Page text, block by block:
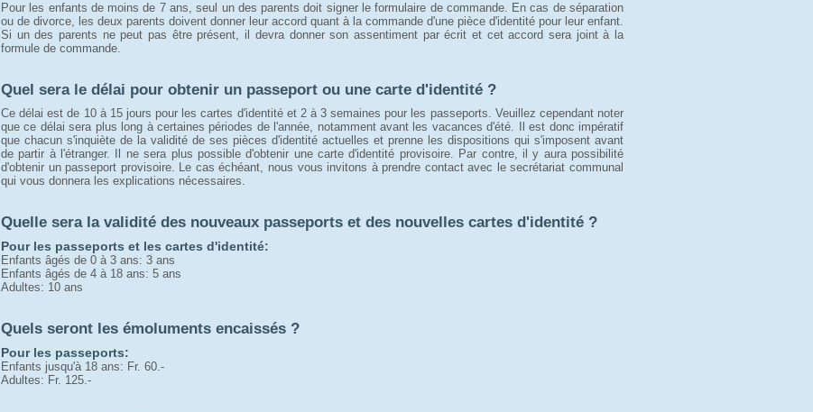
Pour les enfants de moins de 7 ans, seul un des parents doit signer le formulaire de commande. En cas de séparation
ou de divorce, les deux parents doivent donner leur accord quant à la commande d'une pièce d'identité pour leur enfant.
Si un des parents ne peut pas être présent, il devra donner son assentiment par écrit et cet accord sera joint à la
formule de commande.
Quel sera le délai pour obtenir un passeport ou une carte d'identité ?
Ce délai est de 10 à 15 jours pour les cartes d'identité et 2 à 3 semaines pour les passeports. Veuillez cependant noter
que ce délai sera plus long à certaines périodes de l'année, notamment avant les vacances d'été. Il est donc impératif
que chacun s'inquiète de la validité de ses pièces d'identité actuelles et prenne les dispositions qui s'imposent avant
de partir à l'étranger. Il ne sera plus possible d'obtenir une carte d'identité provisoire. Par contre, il y aura possibilité
d'obtenir un passeport provisoire. Le cas échéant, nous vous invitons à prendre contact avec le secrétariat communal
qui vous donnera les explications nécessaires.
Quelle sera la validité des nouveaux passeports et des nouvelles cartes d'identité ?
Pour les passeports et les cartes d'identité:
Enfants âgés de 0 à 3 ans: 3 ans
Enfants âgés de 4 à 18 ans: 5 ans
Adultes: 10 ans
Quels seront les émoluments encaissés ?
Pour les passeports:
Enfants jusqu'à 18 ans: Fr. 60.-
Adultes: Fr. 125.-